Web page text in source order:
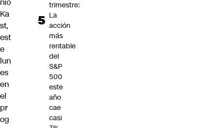
Ka
st,
est
e
lun
es
en
el
pr
og
trimestre:
La
acción
más
rentable
del
S&P
500
este
año
cae
casi